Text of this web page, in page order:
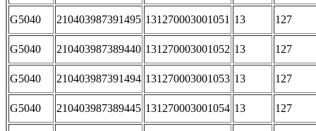
G5040 210403987391495 131270003001051 13 127
G5040 210403987389440 131270003001052 13 127
G5040 210403987391494 131270003001053 13 127
G5040 210403987389445 131270003001054 13 127